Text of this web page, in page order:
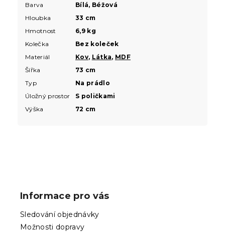
Barva
Bílá, Béžová
Hloubka
33 cm
Hmotnost
6,9 kg
Kolečka
Bez koleček
Materiál
Kov, Látka, MDF
Šířka
73 cm
Typ
Na prádlo
Úložný prostor
S poličkami
Výška
72 cm
Informace pro vás
Sledování objednávky
Možnosti dopravy